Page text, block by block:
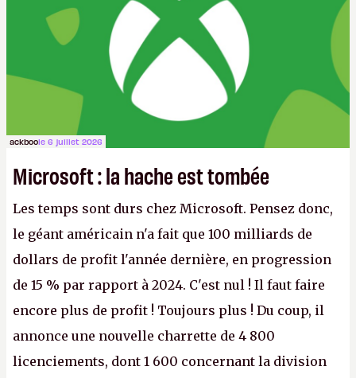
ackboole 6 juillet 2026
Microsoft : la hache est tombée
Les temps sont durs chez Microsoft. Pensez donc,
le géant américain n'a fait que 100 milliards de
dollars de profit l'année dernière, en progression
de 15 % par rapport à 2024. C'est nul ! Il faut faire
encore plus de profit ! Toujours plus ! Du coup, il
annonce une nouvelle charrette de 4 800
licenciements, dont 1 600 concernant la division